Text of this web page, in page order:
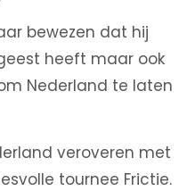
bewezen dat hij
heeft maar ook
Nederland te laten
veroveren met
tournee Frictie.